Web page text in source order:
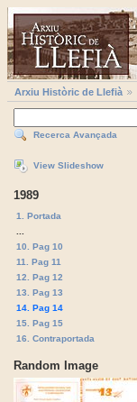
Arxiu Històric de Llefià
Recerca Avançada
View Slideshow
1989
1. Portada
10. Pag 10
11. Pag 11
12. Pag 12
13. Pag 13
14. Pag 14
15. Pag 15
16. Contraportada
Random Image